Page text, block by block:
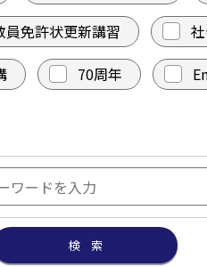
員免許状更新講習
70周年
検 索